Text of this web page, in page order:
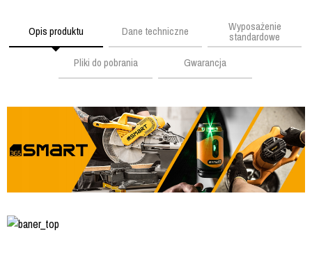
Opis produktu Dane techniczne Wyposażenie
standardowe
Pliki do pobrania
Gwarancja